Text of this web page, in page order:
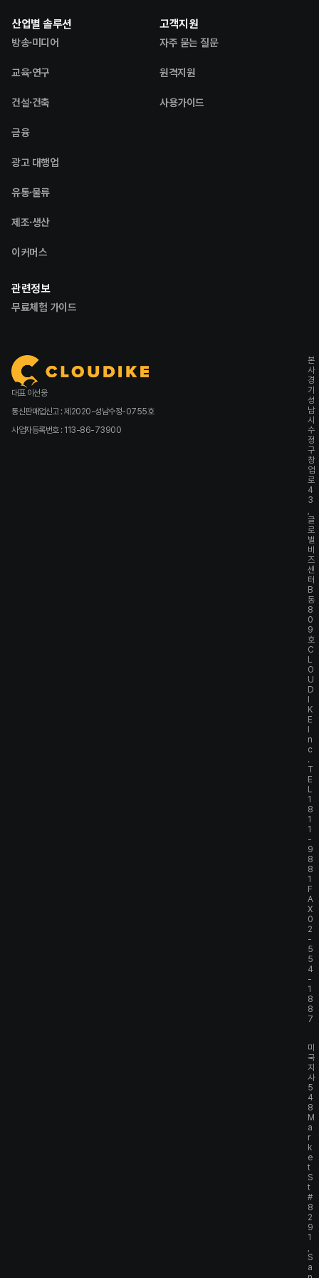
산업별 솔루션
방송·미디어
교육·연구
건설·건축
금융
광고 대행업
유통·물류
제조·생산
이커머스
고객지원
자주 묻는 질문
원격지원
사용가이드
관련정보
무료체험 가이드
대표 이선웅
통신판매업신고 : 제2020-성남수정-0755호
사업자등록번호 : 113-86-73900
본
사
경
기
성
남
시
수
정
구
창
업
로
4
3
글
로
벌
비
즈
센
터
B
동
8
0
9
호
C
L
O
U
D
K
E
n
c
.
T
E
L
1
8
1
1
-
9
8
8
1
F
A
X
0
2
-
5
5
4
-
1
8
8
7
미
국
지
사
5
4
8
M
a
r
k
e
t
S
t
#
8
2
9
1
S
a